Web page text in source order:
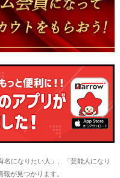
名になりたい人」、「芸能人になり
が見つかります。